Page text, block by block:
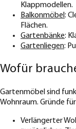
Klappmodellen.
Balkonmöbel :
Flächen.
Gartenbänke:
Gartenliegen:
Wofür
Gartenmöbel sind
Wohnraum. Gründe
Verlängerter